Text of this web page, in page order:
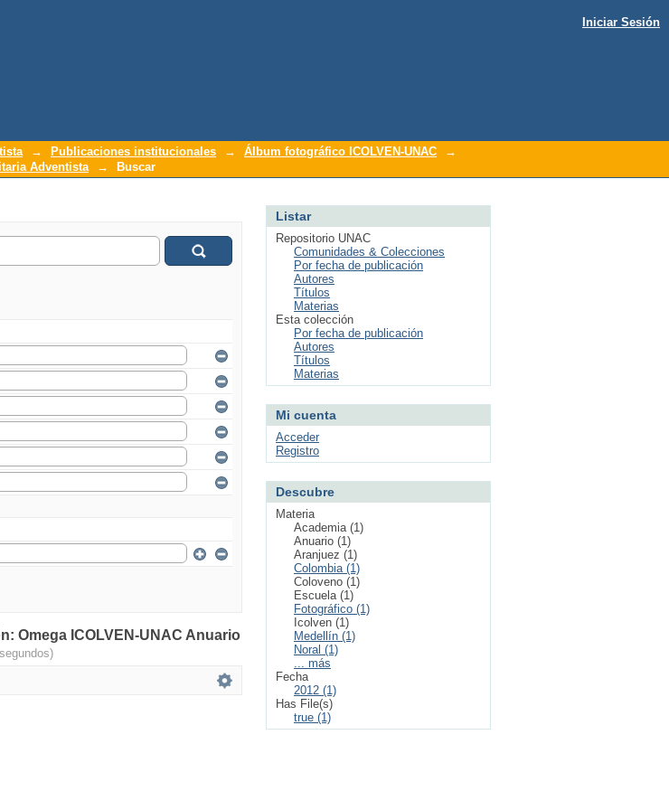
Iniciar Sesión
→ Publicaciones institucionales → Álbum fotográfico ICOLVEN-UNAC
→
Adventista
→ Buscar
Omega ICOLVEN-UNAC Anuario
Listar
Repositorio UNAC
Comunidades & Colecciones
Por fecha de publicación
Autores
Títulos
Materias
Esta colección
Por fecha de publicación
Autores
Títulos
Materias
Mi cuenta
Acceder
Registro
Descubre
Materia
Academia (1)
Anuario (1)
Aranjuez (1)
Colombia (1)
Coloveno (1)
Escuela (1)
Fotográfico (1)
Icolven (1)
Medellín (1)
Noral (1)
... más
Fecha
2012 (1)
Has File(s)
true (1)